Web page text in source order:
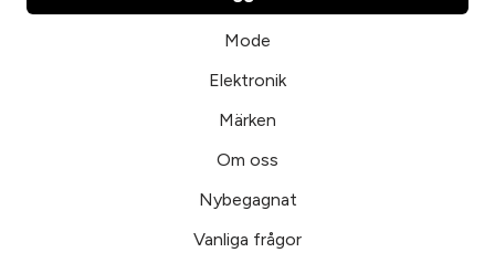
Mode
Elektronik
Märken
Om oss
Nybegagnat
Vanliga frågor